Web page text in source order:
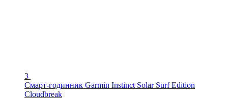
3
Смарт-годинник Garmin Instinct Solar Surf Edition
Cloudbreak